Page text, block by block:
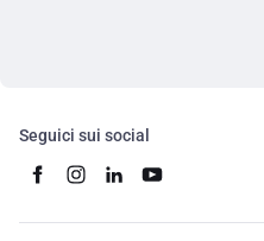
Seguici sui social